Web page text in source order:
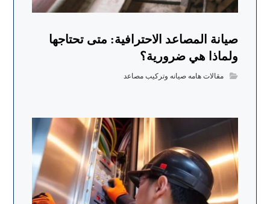
صيانة المصاعد الاحترافية: متى تحتاجها
ولماذا هي ضرورية؟
مقالات هامه صيانه وتركيب مصاعد